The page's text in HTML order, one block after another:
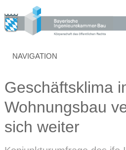
NAVIGATION
Geschäftsklima
Wohnungsbau
sich weiter